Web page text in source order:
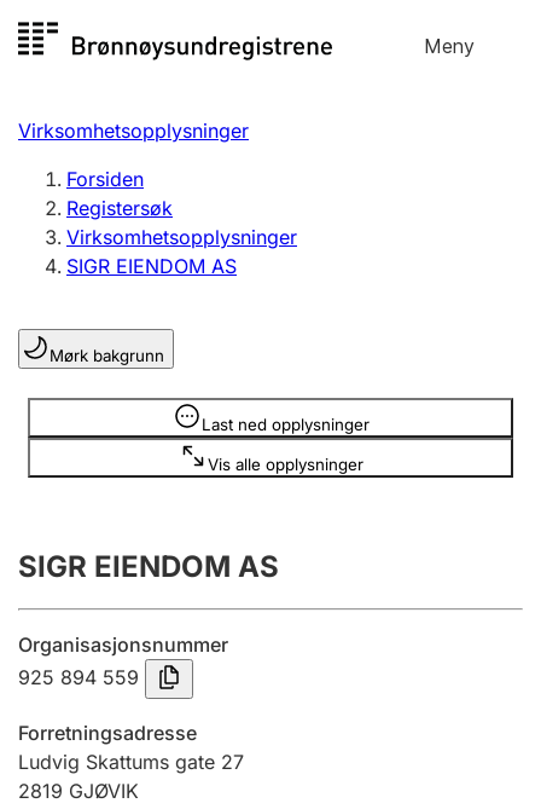
til
Meny
Registersøk
Aksjeselskap
Enkeltpersonforetak
Registrere, endre, slette
Lag og forening
Registrere, endre, slette
Årsregnskap
Innsending og forsinkelsesgebyr
Jeger
Virksomhetsopplysninger
Forsiden
Registersøk
Virksomhetsopplysninger
SIGR EIENDOM AS
Mørk bakgrunn
Last ned opplysninger
Vis alle opplysninger
Opplysninger er skjult
SIGR EIENDOM AS
Organisasjonsnummer
925 894 559
Forretningsadresse
Ludvig Skattums gate 27
2819 GJØVIK